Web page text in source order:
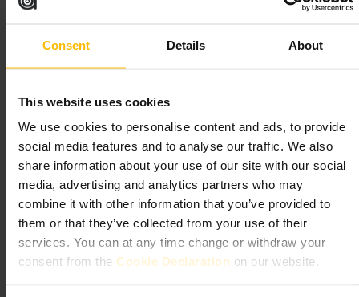
Consent Details About
This website uses cookies
We use cookies to personalise content and ads, to provide
social media features and to analyse our traffic. We also
share information about your use of our site with our social
media, advertising and analytics partners who may
combine it with other information that you’ve provided to
them or that they’ve collected from your use of their
services. You can at any time change or withdraw your
consent from the Cookie Declaration on our website.
Convient pour
#Afterwork #Soirée
À quoi s'attendre
Espace réduit et confortable, avec un mélange de canapés, chaises et
tabourets. Murs en pierre et gravures anciennes donnent du caractère.
Le service est attentif et compétent sur les vins. L'acoustique limite le
bruit, ce qui favorise la conversation. La qualité des cocktails peut
varier, alors n'hésitez pas à demander une recommandation.